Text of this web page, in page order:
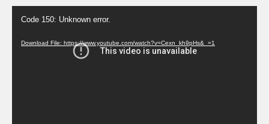
Video
Player
Code 150: Unknown error.
Download File: https://www.youtube.com/watch?v=Cexn_kh9pHs&_=1